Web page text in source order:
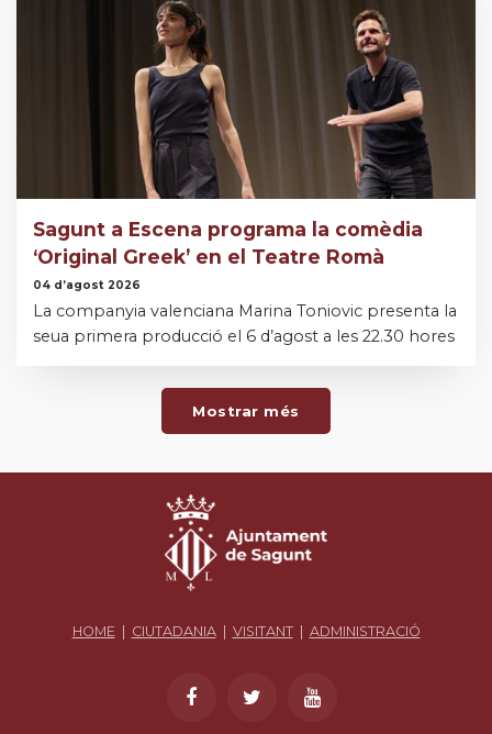
Sagunt a Escena programa la comèdia
‘Original Greek’ en el Teatre Romà
04 d’agost 2026
La companyia valenciana Marina Toniovic presenta la
seua primera producció el 6 d’agost a les 22.30 hores
Mostrar més
HOME| CIUTADANIA| VISITANT| ADMINISTRACIÓ